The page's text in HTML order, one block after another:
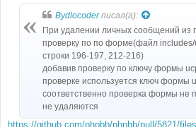
Bydlocoderписал(а):
При удалении личных сообщений из
проверку по по форме(файл
строки 196-197, 212-216)
добавив проверку по ключу формы
проверке используется ключ формы
соответственно проверка формы не
не удаляются
https://github.com/phpbb/phpbb/pull/5821/files